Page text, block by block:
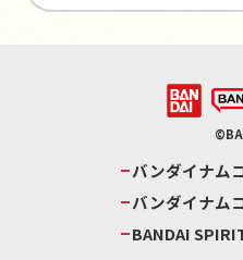
バンダイナム
バンダイナム
BANDAI